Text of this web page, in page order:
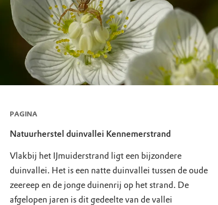
PAGINA
Natuurherstel duinvallei Kennemerstrand
Vlakbij het IJmuiderstrand ligt een bijzondere
duinvallei. Het is een natte duinvallei tussen de oude
zeereep en de jonge duinenrij op het strand. De
afgelopen jaren is dit gedeelte van de vallei